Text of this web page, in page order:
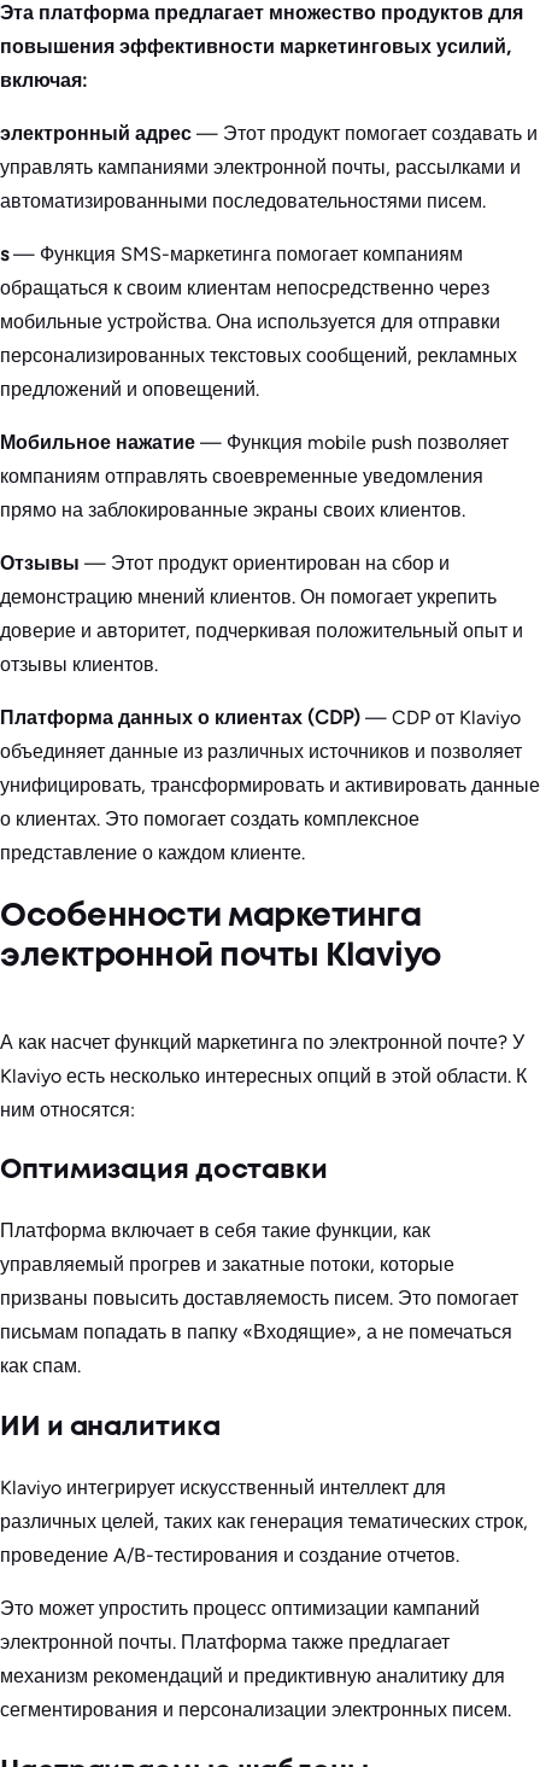
Эта платформа предлагает множество продуктов для
повышения эффективности маркетинговых усилий,
включая:
электронный адрес — Этот продукт помогает создавать и
управлять кампаниями электронной почты, рассылками и
автоматизированными последовательностями писем.
s— Функция SMS-маркетинга помогает компаниям
обращаться к своим клиентам непосредственно через
мобильные устройства. Она используется для отправки
персонализированных текстовых сообщений, рекламных
предложений и оповещений.
Мобильное нажатие — Функция mobile push позволяет
компаниям отправлять своевременные уведомления
прямо на заблокированные экраны своих клиентов.
Отзывы — Этот продукт ориентирован на сбор и
демонстрацию мнений клиентов. Он помогает укрепить
доверие и авторитет, подчеркивая положительный опыт и
отзывы клиентов.
Платформа данных о клиентах (CDP) — CDP от Klaviyo
объединяет данные из различных источников и позволяет
унифицировать, трансформировать и активировать данные
о клиентах. Это помогает создать комплексное
представление о каждом клиенте.
Особенности маркетинга
электронной почты Klaviyo
А как насчет функций маркетинга по электронной почте? У
Klaviyo есть несколько интересных опций в этой области. К
ним относятся:
Оптимизация доставки
Платформа включает в себя такие функции, как
управляемый прогрев и закатные потоки, которые
призваны повысить доставляемость писем. Это помогает
письмам попадать в папку «Входящие», а не помечаться
как спам.
ИИ и аналитика
Klaviyo интегрирует искусственный интеллект для
различных целей, таких как генерация тематических строк,
проведение A/B-тестирования и создание отчетов.
Это может упростить процесс оптимизации кампаний
электронной почты. Платформа также предлагает
механизм рекомендаций и предиктивную аналитику для
сегментирования и персонализации электронных писем.